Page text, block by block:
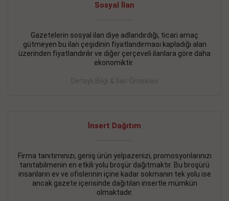
Sosyal İlan
Gazetelerin sosyal ilan diye adlandırdığı, ticari amaç
gütmeyen bu ilan çeşidinin fiyatlandırması kapladığı alan
üzerinden fiyatlandırılır ve diğer çerçeveli ilanlara göre daha
ekonomiktir.
Detaylı Bilgi & İlan Örnekleri
İnsert Dağıtım
Firma tanıtımınızı, geniş ürün yelpazenizi, promosyonlarınızı
tanıtabilmenin en etkili yolu broşür dağıtmaktır. Bu broşürü
insanların ev ve ofislerinin içine kadar sokmanın tek yolu ise
ancak gazete içerisinde dağıtılan insertle mümkün
olmaktadır.
İŞYERİ KİRALIK İlanı - 11.09.2018
BEYLİKDÜZÜ Kavaklıda 4 katlı bina
DEVREMÜLK KİRALIK İlanı- 11.09.2018
SİNYE Tekstile Şoförlüğü olan 35 yaşını aşmamış, Depo
elemanı alınacaktır. Osmanbey, Şişli